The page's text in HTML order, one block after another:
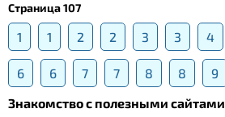
Страница 107
1 1 2 2 3 3 4
6 6 7 7 8 8 9
Знакомство с полезными сайтами